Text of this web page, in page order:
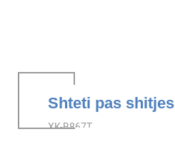
Shteti pas shitjes
XK-B867T